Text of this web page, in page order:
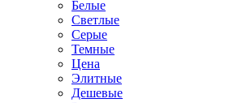
Белые
Светлые
Серые
Темные
Цена
Элитные
Дешевые